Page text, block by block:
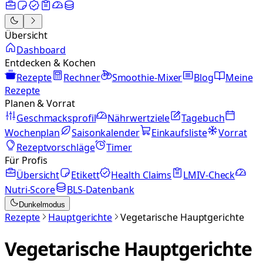
Übersicht
Dashboard
Entdecken & Kochen
Rezepte
Rechner Smoothie-Mixer Blog
Meine
Rezepte
Planen & Vorrat
Geschmacksprofil
Nährwertziele
Tagebuch
Wochenplan
Saisonkalender Einkaufsliste
Vorrat
Rezeptvorschläge
Timer
Für Profis
Übersicht
Etikett Health Claims
LMIV-Check
Nutri-Score
BLS-Datenbank
Dunkelmodus
Rezepte Hauptgerichte Vegetarische Hauptgerichte
Vegetarische Hauptgerichte